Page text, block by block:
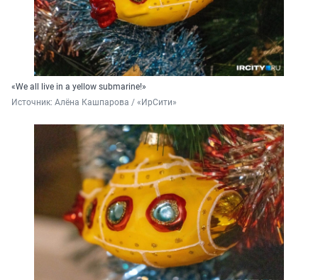
«We all live in a yellow submarine!»
Источник: Алёна Кашпарова / «ИрСити»